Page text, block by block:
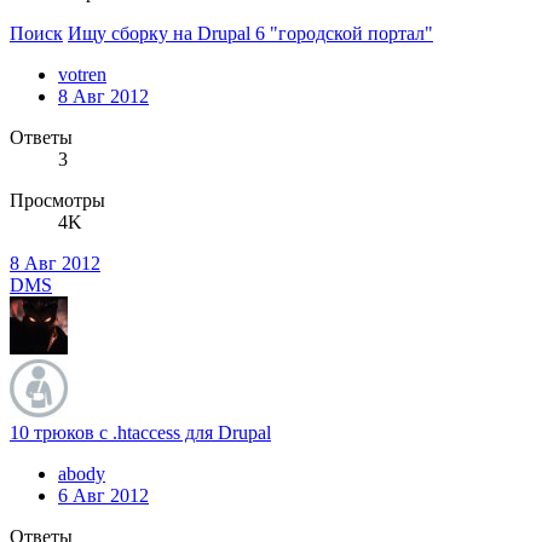
Поиск Ищу сборку на Drupal 6 "городской портал"
votren
8 Авг 2012
Ответы
3
Просмотры
4K
8 Авг 2012
DMS
10 трюков с .htaccess для Drupal
abody
6 Авг 2012
Ответы